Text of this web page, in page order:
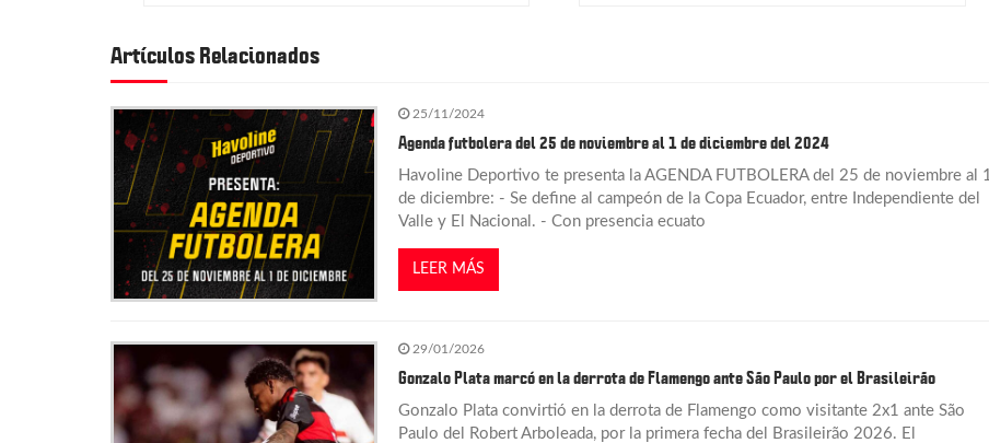
e
g
a
i
ó
n
Artículos Relacionados
25/11/2024
Agenda futbolera del 25 de noviembre al 1 de diciembre del 2024
Havoline Deportivo te presenta la AGENDA FUTBOLERA del 25 de noviembre al 1
de diciembre: - Se define al campeón de la Copa Ecuador, entre Independiente del
Valle y El Nacional. - Con presencia ecuato
LEER MÁS
29/01/2026
Gonzalo Plata marcó en la derrota de Flamengo ante São Paulo por el Brasileirão
Gonzalo Plata convirtió en la derrota de Flamengo como visitante 2x1 ante São
Paulo del Robert Arboleada, por la primera fecha del Brasileirão 2026. El